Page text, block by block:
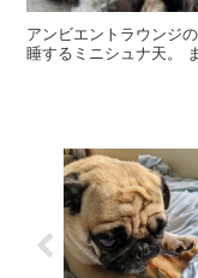
アンビエントラウンジ
睡するミニシュナ天。